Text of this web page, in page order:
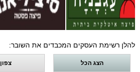
להלן רשימת העסקים המכבדים את השובר:
הצג הכל צפון